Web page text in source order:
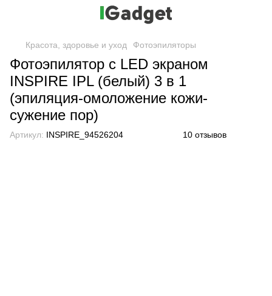
Красота, здоровье и уход Фотоэпиляторы
Фотоэпилятор с LED экраном
INSPIRE IPL (белый) 3 в 1
(эпиляция-омоложение кожи-
сужение пор)
Артикул: INSPIRE_94526204 10 отзывов